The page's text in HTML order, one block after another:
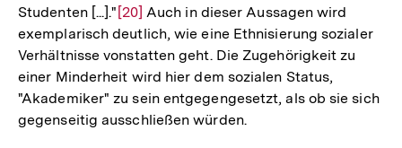
Studenten [...]." Zur
Auflösung
der
Fußnote
[20] Auch in dieser Aussagen wird
exemplarisch deutlich, wie eine Ethnisierung sozialer
Verhältnisse vonstatten geht. Die Zugehörigkeit zu
einer Minderheit wird hier dem sozialen Status,
"Akademiker" zu sein entgegengesetzt, als ob sie sich
gegenseitig ausschließen würden.